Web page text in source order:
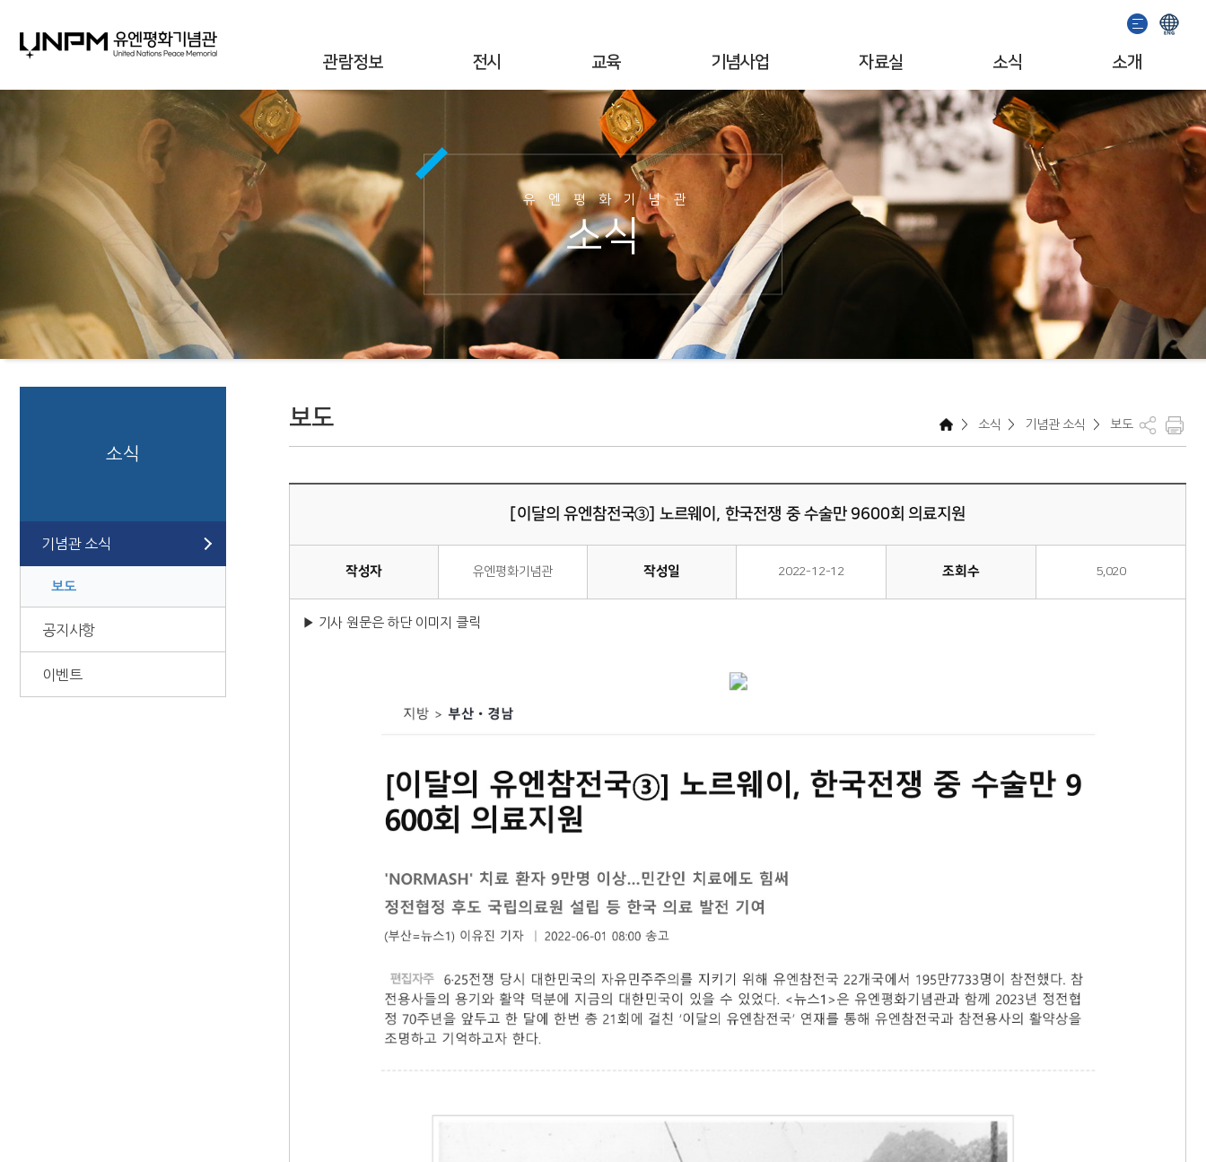
관람정보
시설안내
통합신청조회
오시는길
자주하는질문
전시
기획전시
6·25전쟁 캠페인
명예의 전당
교육
연간교육
교육공지
현장교육
온라인 교육
교육사진
기념사업
기념행사
UN군 참전현황
기념시설정보
이달의 참전국
이달의 영웅
자료실
이용안내
소장자료검색
발간도서
추천도서
소식
기념관 소식
공지사항
소개
인사말
MI/캐릭터
유엔평화기념관
소식
소식
기념관 소식
보도
공지사항
이벤트
보도 > 소식 > 기념관 소식 > 보도
[이달의 유엔참전국③] 노르웨이, 한국전쟁 중 수술만 9600회 의료지원
작성자 유엔평화기념관 작성일 2022-12-12 조회수 5,020
▶ 기사 원문은 하단 이미지 클릭